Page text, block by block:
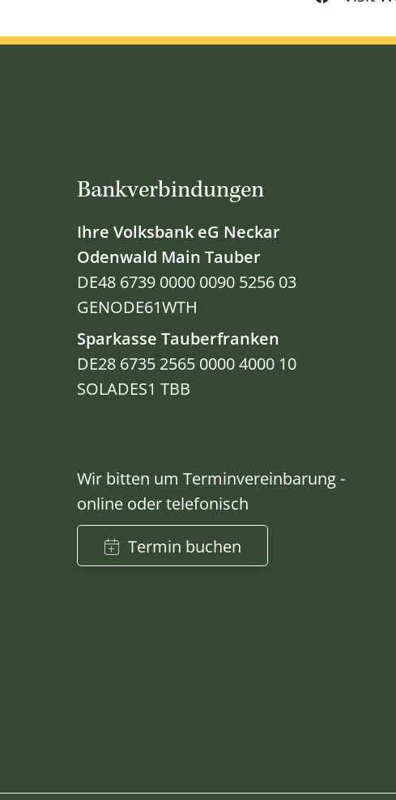
Bankverbindungen
Ihre Volksbank eG Neckar
Odenwald Main Tauber
DE48 6739 0000 0090 5256 03
GENODE61WTH
Sparkasse Tauberfranken
DE28 6735 2565 0000 4000 10
SOLADES1 TBB
Wir bitten um Terminvereinbarung -
online oder telefonisch
Termin buchen